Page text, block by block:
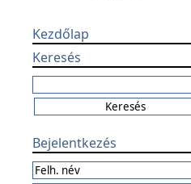
Kezdőlap
Keresés
Bejelentkezés